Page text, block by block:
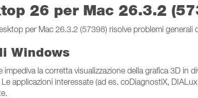
26 per Mac 26.3.2
per Mac 26.3.2 (57398) risolve problemi
Windows
impediva la corretta visualizzazione della grafica 3D
applicazioni interessate (ad es. coDiagnostiX,